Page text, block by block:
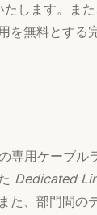
たします。ま
を無料とする
専用ケーブル
Dedicated
た、部門間の